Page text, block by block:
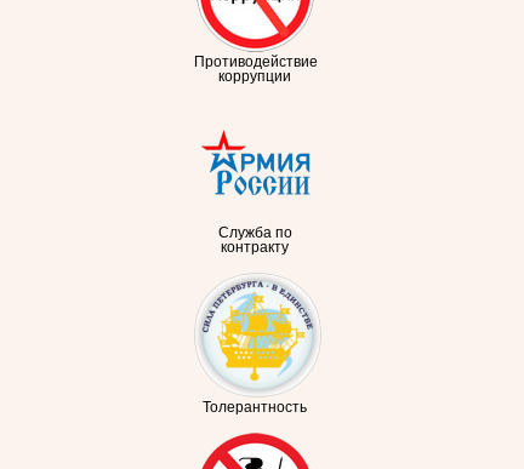
Противодействие
коррупции
Служба по
контракту
Толерантность